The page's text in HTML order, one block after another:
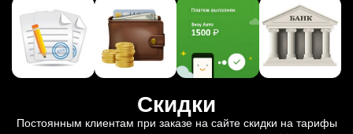
Скидки
Постоянным клиентам при заказе на сайте скидки на тарифы